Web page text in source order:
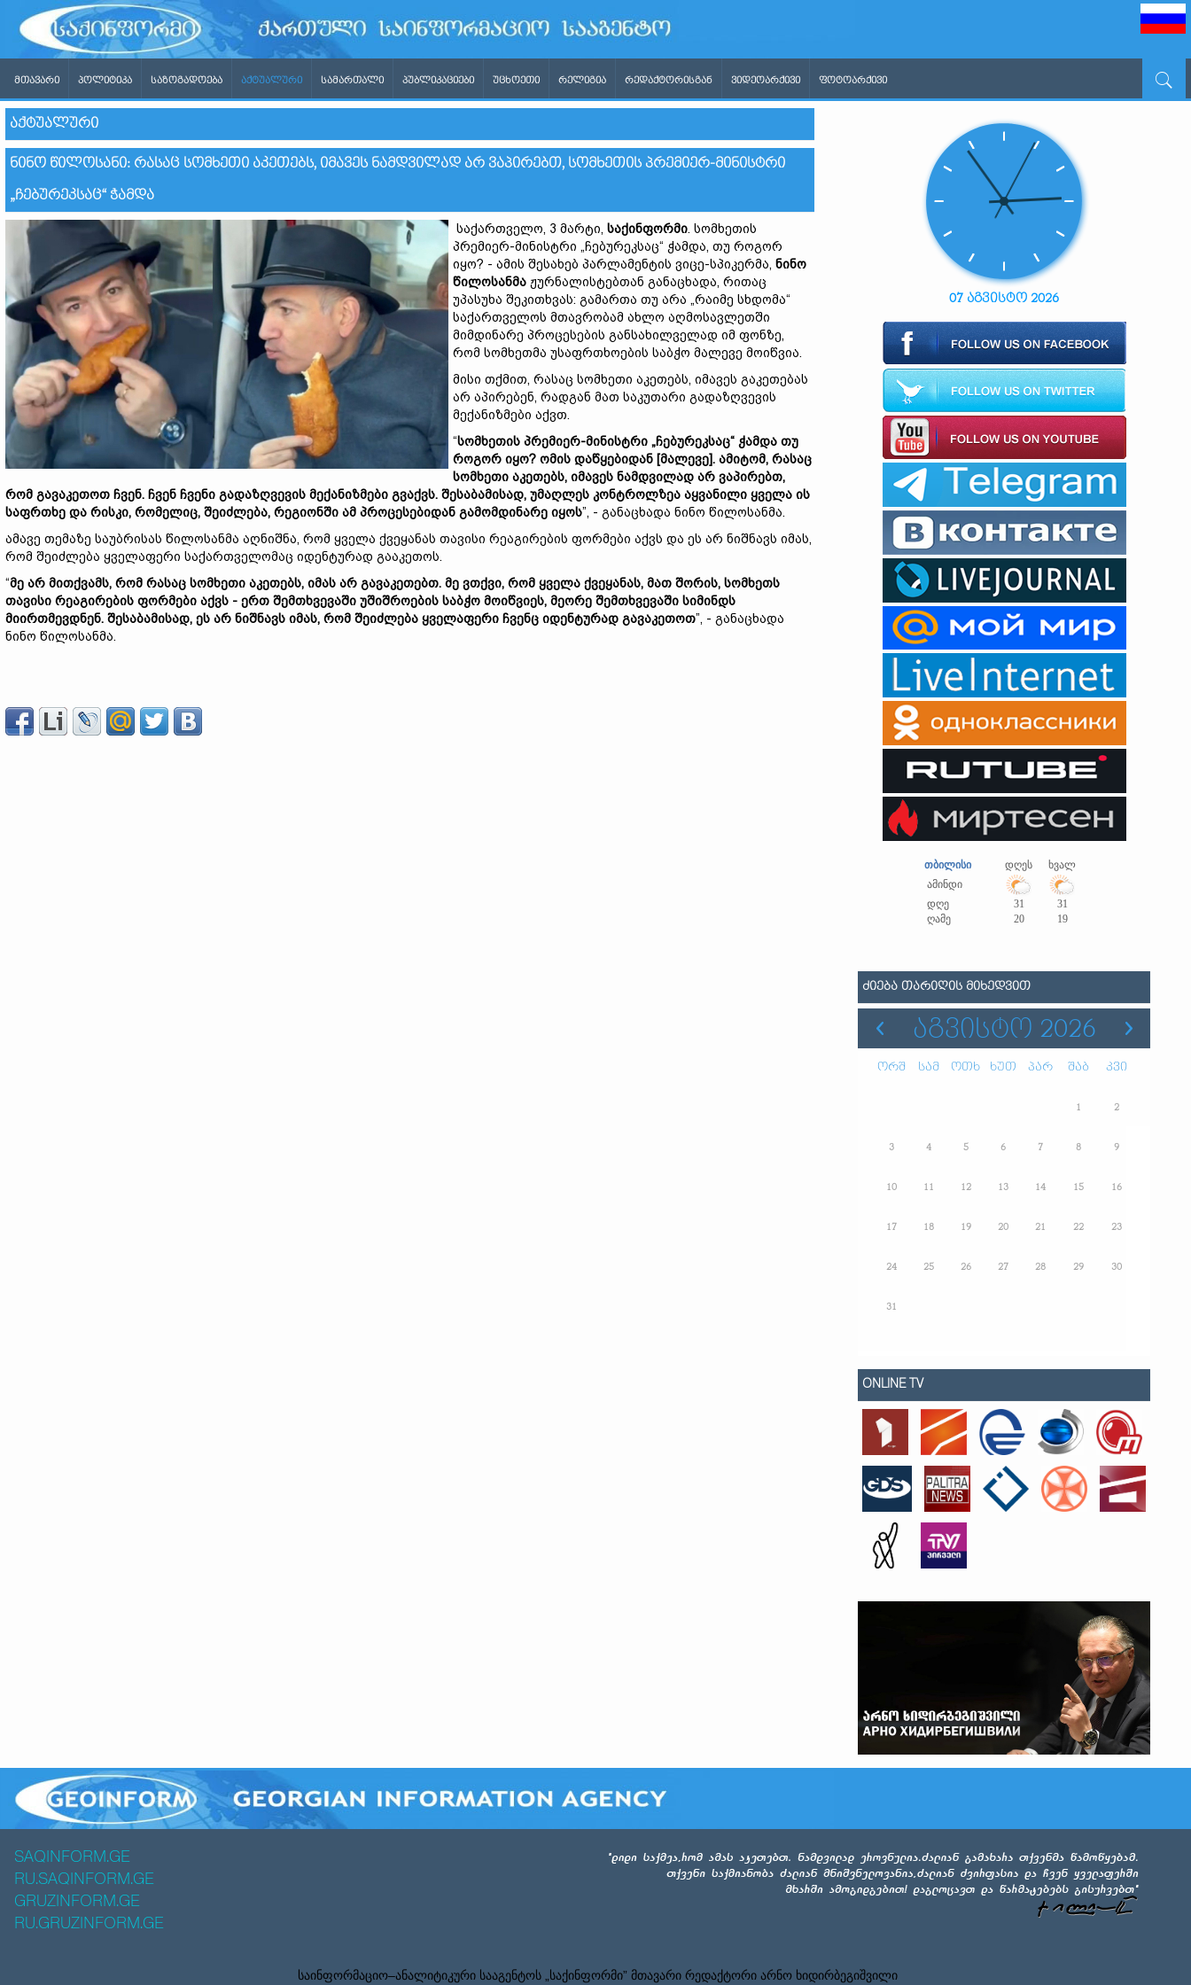
ᲛᲗᲐᲕᲐᲠᲘ ᲞᲝᲚᲘᲢᲘᲙᲐ ᲡᲐᲖᲝᲒᲐᲓᲝᲔᲑᲐ ᲐᲥᲢᲣᲐᲚᲣᲠᲘ ᲡᲐᲛᲐᲠᲗᲐᲚᲘ ᲞᲣᲑᲚᲘᲙᲐᲪᲘᲔᲑᲘ ᲣᲪᲮᲝᲔᲗᲘ ᲠᲔᲚᲘᲒᲘᲐ ᲠᲔᲓᲐᲥᲢᲝᲠᲘᲡᲒᲐᲜ ᲕᲘᲓᲔᲝᲐᲠᲥᲘᲕᲘ ᲤᲝᲢᲝᲐᲠᲥᲘᲕᲘ
ᲐᲥᲢᲣᲐᲚᲣᲠᲘ
ᲜᲘᲜᲝ ᲬᲘᲚᲝᲡᲐᲜᲘ: ᲠᲐᲡᲐᲪ ᲡᲝᲛᲮᲔᲗᲘ ᲐᲙᲔᲗᲔᲑᲡ, ᲘᲛᲐᲕᲔᲡ ᲜᲐᲛᲓᲕᲘᲚᲐᲓ ᲐᲠ ᲕᲐᲞᲘᲠᲔᲑᲗ, ᲡᲝᲛᲮᲔᲗᲘᲡ ᲞᲠᲔᲛᲘᲔᲠ-ᲛᲘᲜᲘᲡᲢᲠᲘ
„ᲩᲔᲑᲣᲠᲔᲙᲡᲐᲪ“ ᲭᲐᲛᲓᲐ
საქართველო, 3 მარტი, საქინფორმი. სომხეთის
პრემიერ-მინისტრი „ჩებურეკსაც“ ჭამდა, თუ როგორ
იყო? - ამის შესახებ პარლამენტის ვიცე-სპიკერმა, ნინო
წილოსანმა ჟურნალისტებთან განაცხადა, რითაც
უპასუხა შეკითხვას: გამართა თუ არა „რაიმე სხდომა“
საქართველოს მთავრობამ ახლო აღმოსავლეთში
მიმდინარე პროცესების განსახილველად იმ ფონზე,
რომ სომხეთმა უსაფრთხოების საბჭო მალევე მოიწვია.
მისი თქმით, რასაც სომხეთი აკეთებს, იმავეს გაკეთებას
არ აპირებენ, რადგან მათ საკუთარი გადაზღვევის
მექანიზმები აქვთ.
“სომხეთის პრემიერ-მინისტრი „ჩებურეკსაც“ ჭამდა თუ
როგორ იყო? ომის დაწყებიდან [მალევე]. ამიტომ, რასაც
სომხეთი აკეთებს, იმავეს ნამდვილად არ ვაპირებთ,
რომ გავაკეთოთ ჩვენ. ჩვენ ჩვენი გადაზღვევის მექანიზმები გვაქვს. შესაბამისად, უმაღლეს კონტროლზეა აყვანილი ყველა ის
საფრთხე და რისკი, რომელიც, შეიძლება, რეგიონში ამ პროცესებიდან გამომდინარე იყოს”, - განაცხადა ნინო წილოსანმა.
ამავე თემაზე საუბრისას წილოსანმა აღნიშნა, რომ ყველა ქვეყანას თავისი რეაგირების ფორმები აქვს და ეს არ ნიშნავს იმას,
რომ შეიძლება ყველაფერი საქართველომაც იდენტურად გააკეთოს.
“მე არ მითქვამს, რომ რასაც სომხეთი აკეთებს, იმას არ გავაკეთებთ. მე ვთქვი, რომ ყველა ქვეყანას, მათ შორის, სომხეთს
თავისი რეაგირების ფორმები აქვს - ერთ შემთხვევაში უშიშროების საბჭო მოიწვიეს, მეორე შემთხვევაში სიმინდს
მიირთმევდნენ. შესაბამისად, ეს არ ნიშნავს იმას, რომ შეიძლება ყველაფერი ჩვენც იდენტურად გავაკეთოთ”, - განაცხადა
ნინო წილოსანმა.
07 აგვისტო 2026
თბილისი დღეს
ხვალ
ამინდი
დღე
31
31
ღამე
20 19
ᲫᲘᲔᲑᲐ ᲗᲐᲠᲘᲦᲘᲡ ᲛᲘᲮᲔᲓᲕᲘᲗ
ᲐᲒᲕᲘᲡᲢᲝ 2026
ორშ სამ ოთხ ხუთ პარ შაბ კვი
1 2
3 4 5 6 7 8 9
10 11 12 13 14 15 16
17 18 19 20 21 22 23
24 25 26 27 28 29 30
31
ONLINE TV
SAQINFORM.GE
RU.SAQINFORM.GE
GRUZINFORM.GE
RU.GRUZINFORM.GE
საინფორმაციო–ანალიტიკური სააგენტოს „საქინფორმი” მთავარი რედაქტორი არნო ხიდირბეგიშვილი